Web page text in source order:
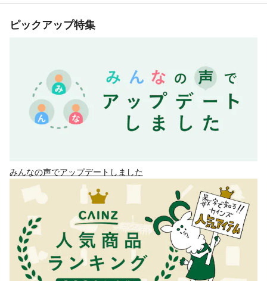
ピックアップ特集
みんなの声でアップデートしました